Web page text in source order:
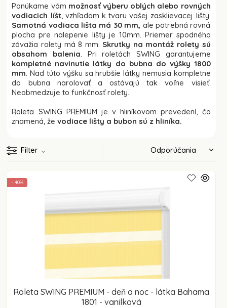
Ponúkame vám možnosť výberu oblých alebo rovných
vodiacich líšt, vzhľadom k tvaru vašej zasklievacej lišty.
Samotná vodiaca lišta má 30 mm, ale potrebná rovná
plocha pre nalepenie lišty je 10mm. Priemer spodného
závažia rolety má 8 mm. Skrutky na montáž rolety sú
obsahom balenia . Pri roletách SWING garantujeme
kompletné navinutie látky do bubna do výšky 1800
mm . Nad túto výšku sa hrubšie látky nemusia kompletne
do bubna narolovať a ostávajú tak voľne visieť.
Neobmedzuje to funkčnosť rolety.
Roleta SWING PREMIUM je v hliníkovom prevedení, čo
znamená, ževodiace lišty a bubon sú z hliníka.
Filter
Roleta SWING PREMIUM - deň a noc - látka Bahama
1801 - vanilková
- 40%